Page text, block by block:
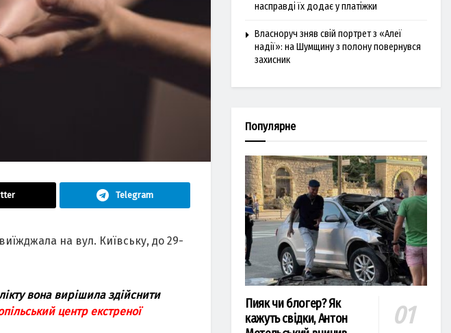
Telegram
на вул. Київську, до 29-
вона вирішила здійснити
центр екстреної
насправді їх додає у платіжки
Власноруч зняв свій портрет з «Алеї
надії»: на Шумщину з полону повернувся
захисник
Популярне
Пияк чи блогер? Як
кажуть свідки, Антон